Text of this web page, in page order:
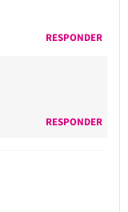
RESPONDER
RESPONDER